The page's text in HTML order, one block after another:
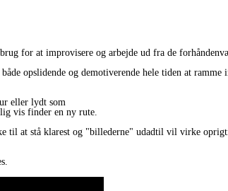
for at improvisere og arbejde ud fra de
opslidende og demotiverende hele tiden at
eller lydt som
vis finder en ny rute.
til at stå klarest og "billederne" udadtil vil virke